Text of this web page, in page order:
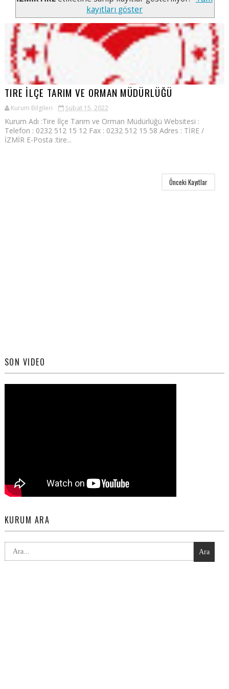
kayıtları göster
TIRE İLÇE TARIM VE ORMAN MÜDÜRLÜĞÜ
Kurum Bilgileri Şubat 15, 2022
Kurum Adı :Tire İlçe Tarım ve Orman Müdürlüğü Websitesi :
Telefon :​ 0232 512 15 12 Fax : 0232 512 15 58 Adres : TİRE /
İZMİR E-Posta :tire...
Önceki Kayıtlar
SON VIDEO
KURUM ARA
Ara